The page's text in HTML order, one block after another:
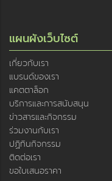
แผนผังเว็บไซต์
เกี่ยวกับเรา
แบรนด์ของเรา
แคตตาล็อก
บริการและการสนับสนุน
ข่าวสารและกิจกรรม
ร่วมงานกับเรา
ปฏิทินกิจกรรม
ติดต่อเรา
ขอใบเสนอราคา